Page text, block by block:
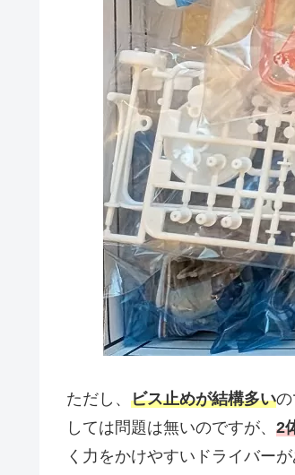
ただし、 ビス止めが結構多い
しては問題は無いのですが、 2
く力をかけやすいドライバー